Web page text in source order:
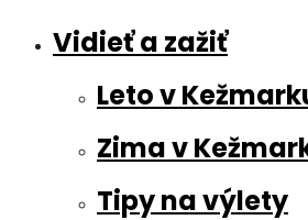
Vidieť a zažiť
Leto v
Zima v
Tipy na výlety